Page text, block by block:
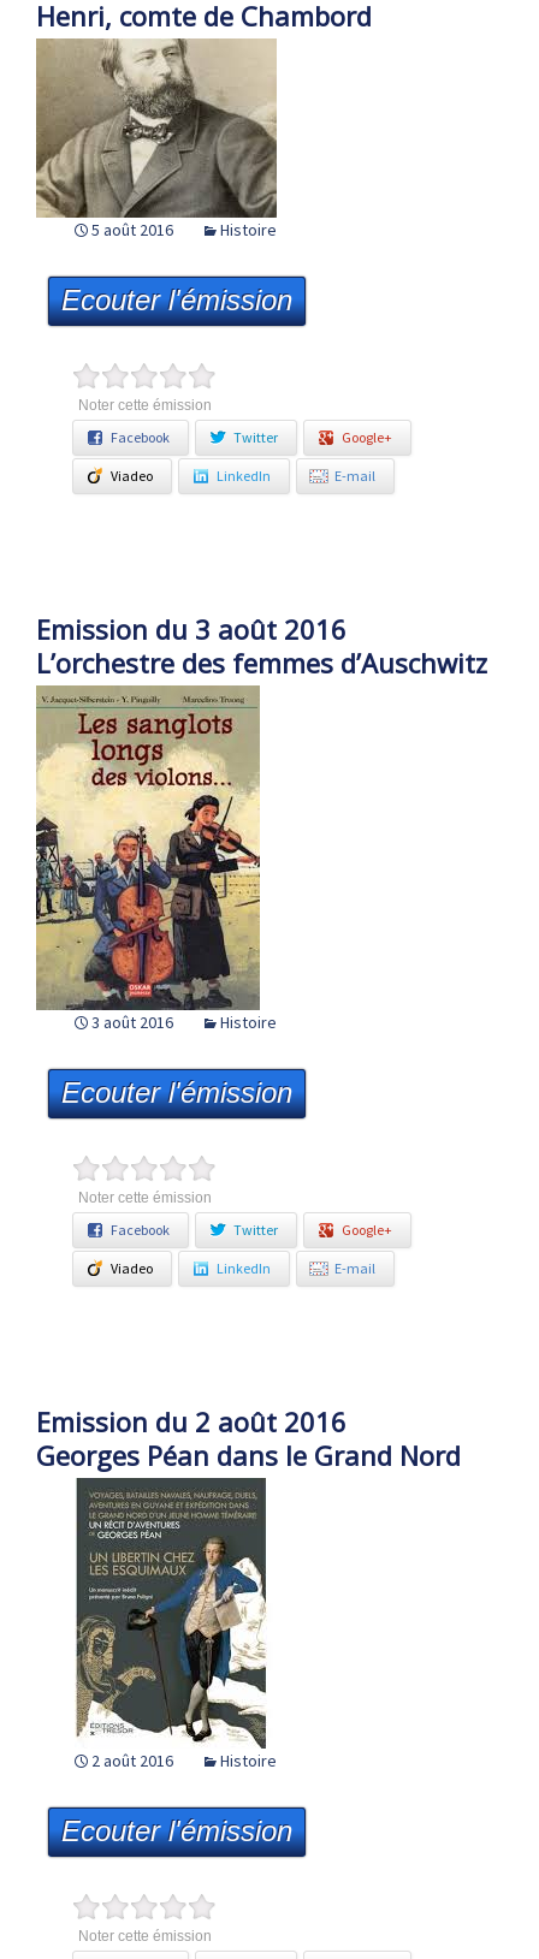
Henri, comte de Chambord
5 août 2016 Histoire
Ecouter l'émission
Noter cette émission
Facebook Twitter Google+
Viadeo LinkedIn E-mail
Emission du 3 août 2016
L’orchestre des femmes d’Auschwitz
3 août 2016 Histoire
Ecouter l'émission
Noter cette émission
Facebook Twitter Google+
Viadeo LinkedIn E-mail
Emission du 2 août 2016
Georges Péan dans le Grand Nord
2 août 2016 Histoire
Ecouter l'émission
Noter cette émission